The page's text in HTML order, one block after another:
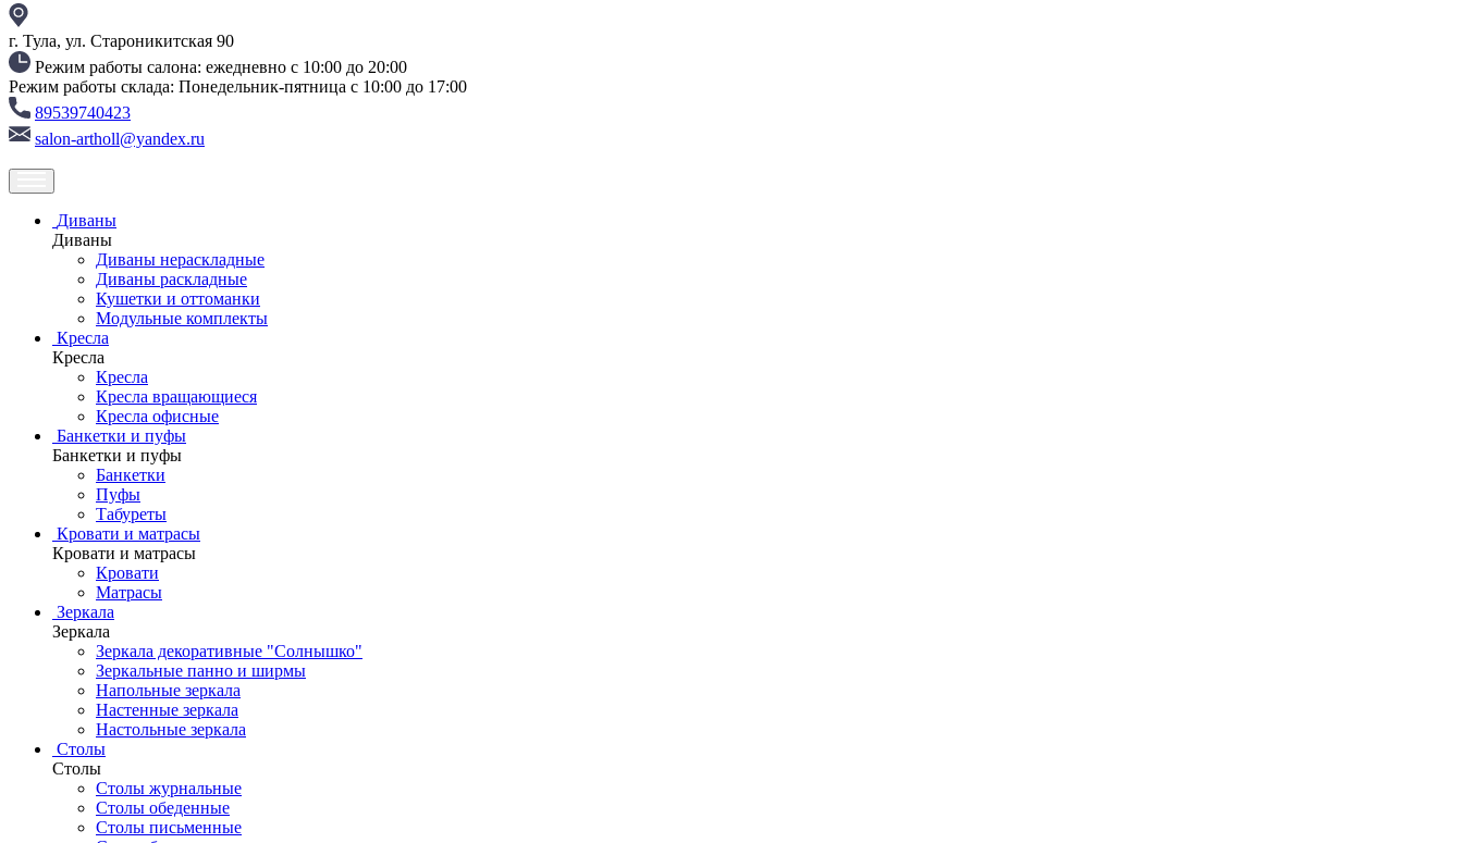
г. Тула, ул. Староникитская 90
Режим работы салона: ежедневно с 10:00 до 20:00
Режим работы склада: Понедельник-пятница с 10:00 до 17:00
89539740423
salon-artholl@yandex.ru
Диваны
Диваны
Диваны нераскладные
Диваны раскладные
Кушетки и оттоманки
Модульные комплекты
Кресла
Кресла
Кресла
Кресла вращающиеся
Кресла офисные
Банкетки и пуфы
Банкетки и пуфы
Банкетки
Пуфы
Табуреты
Кровати и матрасы
Кровати и матрасы
Кровати
Матрасы
Зеркала
Зеркала
Зеркала декоративные "Солнышко"
Зеркальные панно и ширмы
Напольные зеркала
Настенные зеркала
Настольные зеркала
Столы
Столы
Столы журнальные
Столы обеденные
Столы письменные